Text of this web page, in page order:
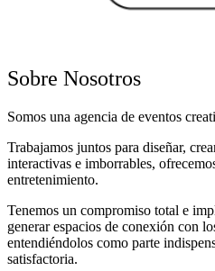
Sobre Nosotros
Somos una agencia de eventos
Trabajamos juntos para diseñar,
interactivas e imborrables,
entretenimiento.
Tenemos un compromiso total e
generar espacios de conexión con
entendiéndolos como parte
satisfactoria.